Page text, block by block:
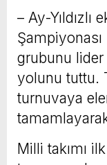
– Ay-
grubunu
yolunu tuttu.
turnuvaya
Milli takımı